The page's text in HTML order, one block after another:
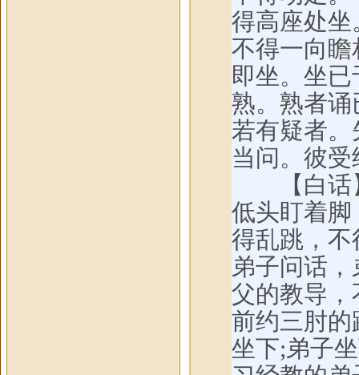
得高座处
不得一向
即坐。坐
熟。熟者
若有疑者
当问。彼
【白话】
低头盯着
得乱跳，
弟子问话
父的教导
前约三肘
坐下;弟子